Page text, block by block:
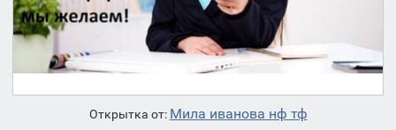
Открытка от: Мила иванова нф тф